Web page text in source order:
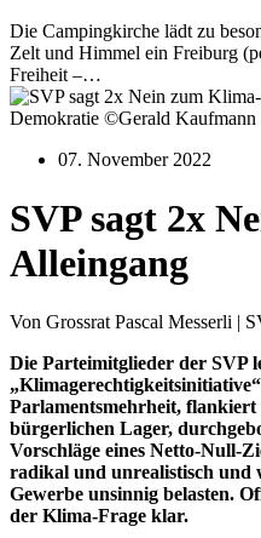
Die Campingkirche lädt zu
Zelt und Himmel ein Freiburg
Freiheit –…
Demokratie ©Gerald Kaufmann
07. November 2022
SVP sagt 2x
Alleingang
Von Grossrat Pascal Messerli |
Die Parteimitglieder der SVP
Parlamentsmehrheit, flankiert
bürgerlichen Lager,
Vorschläge eines Netto-Null-
radikal und unrealistisch und
Gewerbe unsinnig belasten.
der Klima-Frage klar.